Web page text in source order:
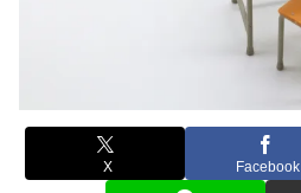
X Facebook